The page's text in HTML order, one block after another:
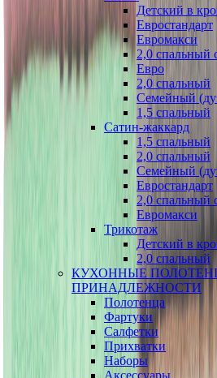
Детский в
Евростандарт
Евромакси
2,0 спальный
Евро
2,0 спальный
Семейный
1,5 спальный
Сатин-жаккард
1,5 спальный
2,0 спальный
Семейный
Евростандарт
2,0 спальный
Евромакси
Трикотаж
Детский в
2,0 спальный
КУХОННЫЕ
ПРИНАДЛЕЖНОСТИ
Полотенца
Фартуки
Салфетки
Прихватки
Наборы